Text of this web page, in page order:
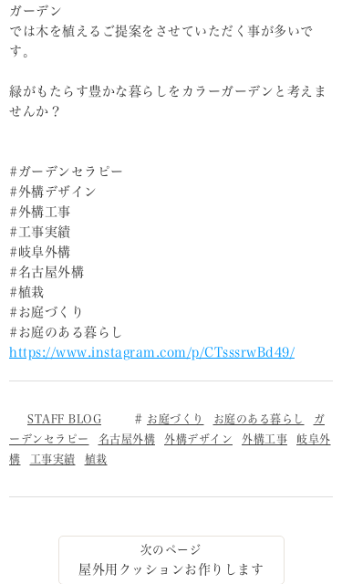
ガーデン
では木を植えるご提案をさせていただく事が多いで
す。
緑がもたらす豊かな暮らしをカラーガーデンと考えま
せんか？
#ガーデンセラピー
#外構デザイン
#外構工事
#工事実績
#岐阜外構
#名古屋外構
#植栽
#お庭づくり
#お庭のある暮らし
https://www.instagram.com/p/CTsssrwBd49/
STAFF BLOG お庭づくり お庭のある暮らし
ガ
ーデンセラピー
名古屋外構 外構デザイン 外構工事
岐阜外
構
工事実績 植栽
屋外用クッションお作りします